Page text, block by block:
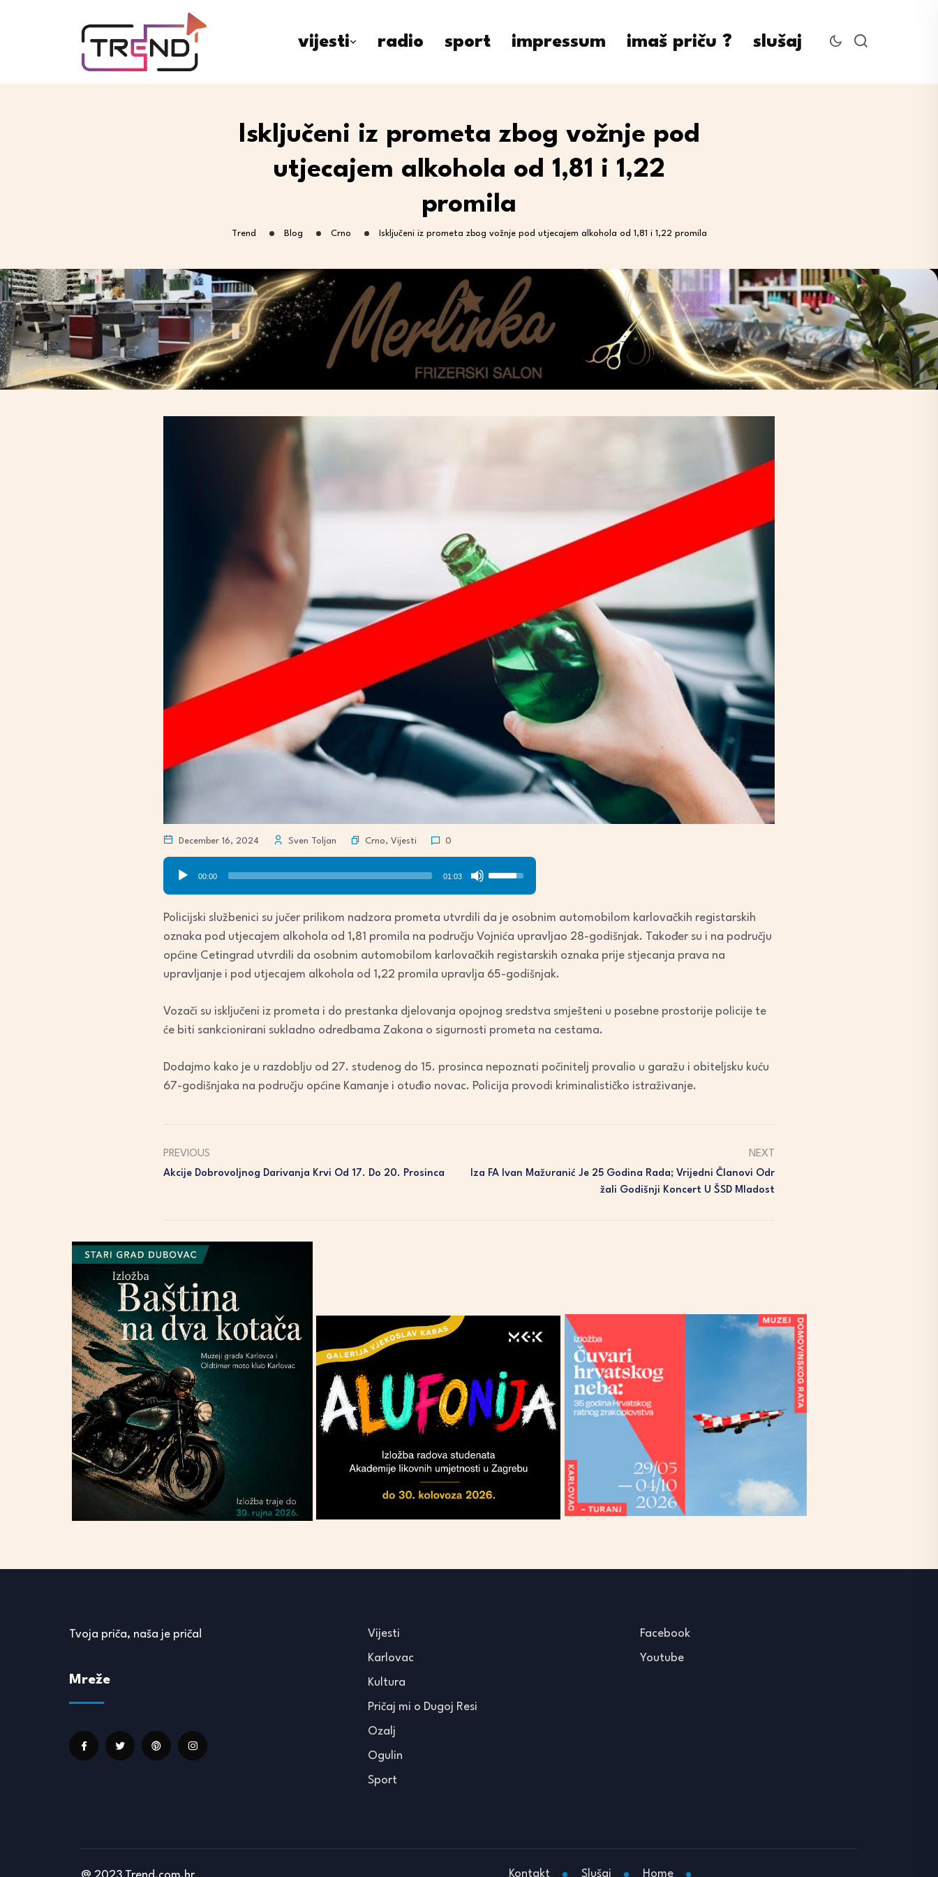
vijesti radio sport impressum imaš priču ? slušaj
Isključeni iz prometa zbog vožnje pod
utjecajem alkohola od 1,81 i 1,22
promila
Trend Blog Crno Isključeni iz prometa zbog vožnje pod utjecajem alkohola od 1,81 i 1,22 promila
December 16, 2024 Sven Toljan Crno, Vijesti 0
Audio
Player
00:00 01:03
Use
Up/Down
keys
to
increase
decrease
volume.
Policijski službenici su jučer prilikom nadzora prometa utvrdili da je osobnim automobilom karlovačkih registarskih
oznaka pod utjecajem alkohola od 1,81 promila na području Vojnića upravljao 28-godišnjak. Također su i na području
općine Cetingrad utvrdili da osobnim automobilom karlovačkih registarskih oznaka prije stjecanja prava na
upravljanje i pod utjecajem alkohola od 1,22 promila upravlja 65-godišnjak.
Vozači su isključeni iz prometa i do prestanka djelovanja opojnog sredstva smješteni u posebne prostorije policije te
će biti sankcionirani sukladno odredbama Zakona o sigurnosti prometa na cestama.
Dodajmo kako je u razdoblju od 27. studenog do 15. prosinca nepoznati počinitelj provalio u garažu i obiteljsku kuću
67-godišnjaka na području općine Kamanje i otuđio novac. Policija provodi kriminalističko istraživanje.
PREVIOUS
Akcije Dobrovoljnog Darivanja Krvi Od 17. Do 20. Prosinca
NEXT
Iza FA Ivan Mažuranić Je 25 Godina Rada; Vrijedni Članovi Odr
Žali Godišnji Koncert U ŠSD Mladost
Tvoja priča, naša je priča!
Mreže
Vijesti
Karlovac
Kultura
Pričaj mi o Dugoj Resi
Ozalj
Ogulin
Sport
Facebook
Youtube
Kontakt Slušaj Home